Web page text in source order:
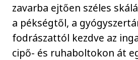
zavarba ejtően széles
a pékségtől, a
fodrászattól kezdve az
cipő- és ruhaboltokon át